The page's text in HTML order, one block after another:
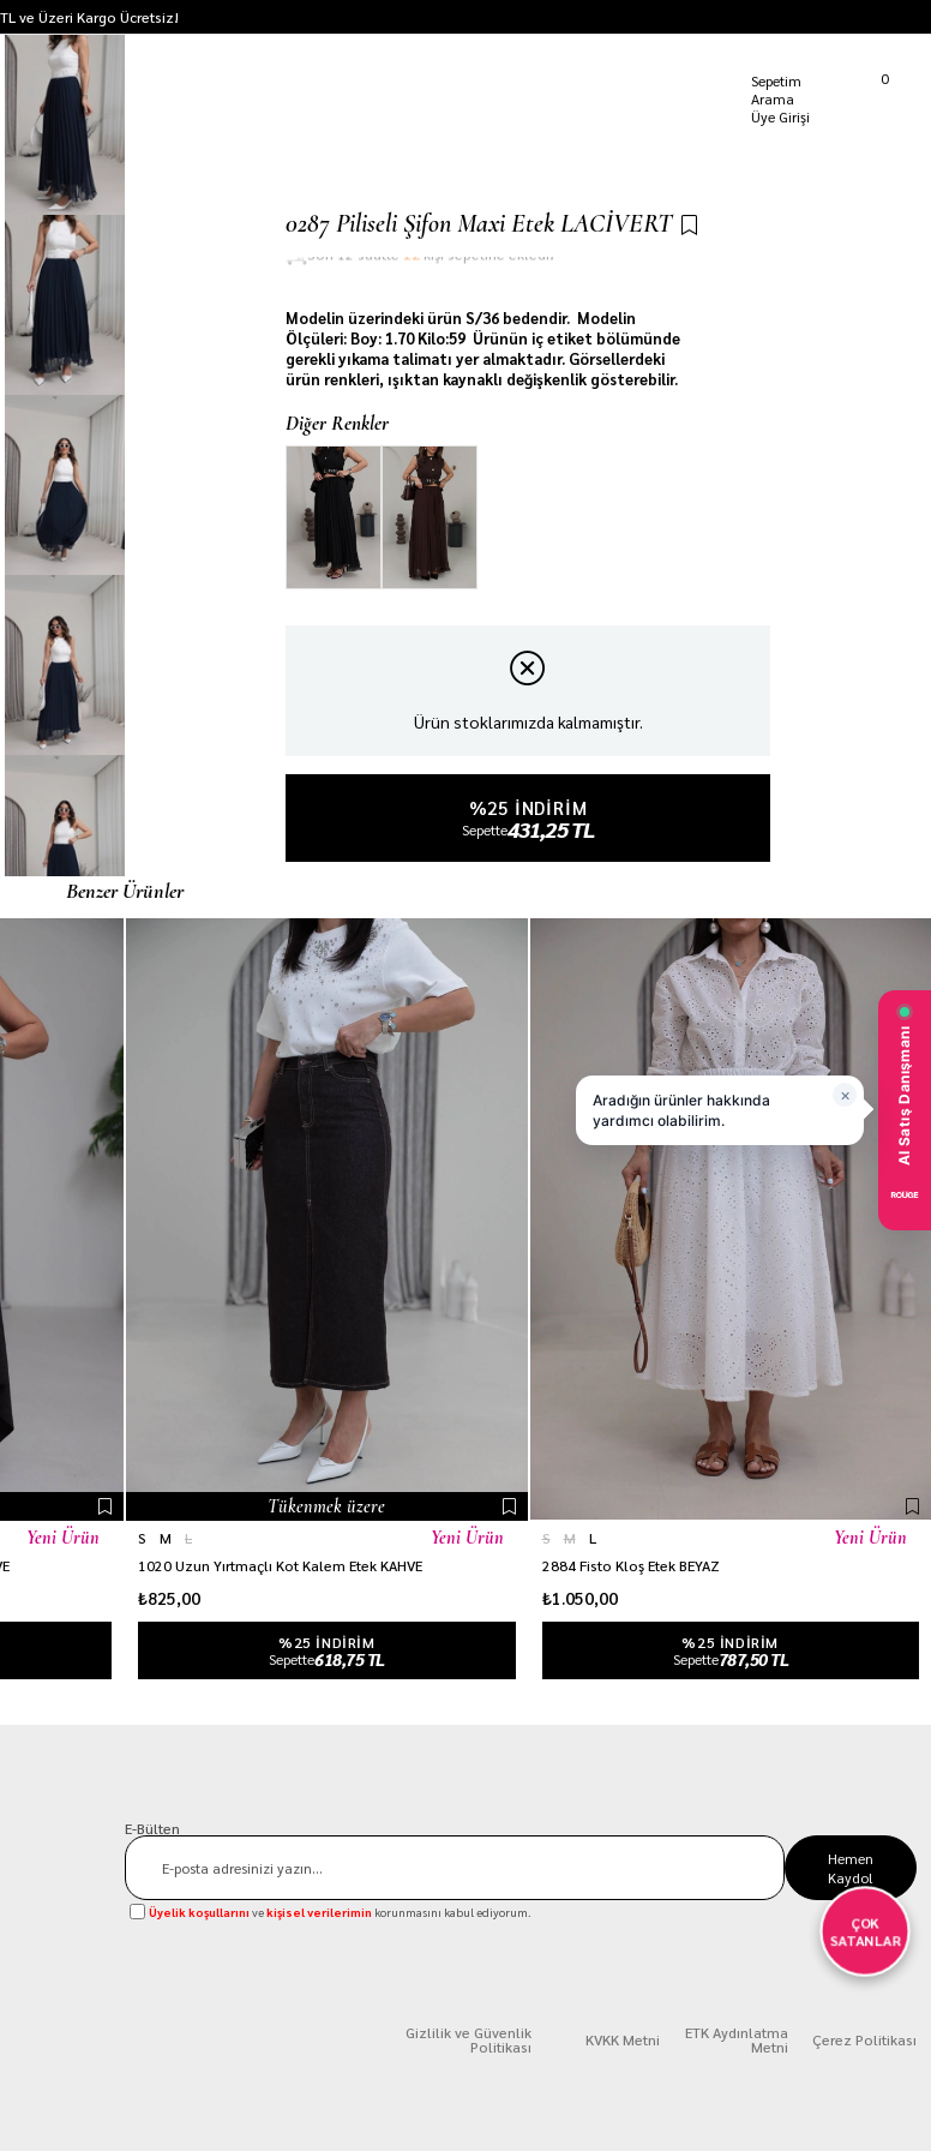
ve Üzeri Kargo Ücretsiz!
Sepetim
0
Üye Girişi
0287 Piliseli Şifon Maxi Etek LACİVERT
kişi sepetine ekledi!
Modelin üzerindeki ürün S/36 bedendir. Modelin
Ölçüleri: Boy: 1.70 Kilo:59 Ürünün iç etiket bölümünde
gerekli yıkama talimatı yer almaktadır. Görsellerdeki
ürün renkleri, ışıktan kaynaklı değişkenlik gösterebilir.
Diğer Renkler
Ürün stoklarımızda kalmamıştır.
%25 INDIRIM
Sepette431,25 TL
₺575,00
Benzer Ürünler
Yeni Ürün
Tükenmek üzere
S M
L
1020 Uzun Yırtmaçlı Kot Kalem Etek KAHVE
₺825,00
%25 INDIRIM
Sepette618,75 TL
Yeni Ürün S M
L
2884 Fisto Kloş Etek BEYAZ
₺1.050,00
%25 INDIRIM
Sepette787,50 TL
Yeni Ürün
E-Bülten
Hemen
Kaydol
Üyelik koşullarını vekişisel verilerimin korunmasını kabul ediyorum.
Gizlilik ve Güvenlik
Politikası KVKK Metni ETK Aydınlatma
Metni Çerez Politikası
ÇOK
SATANLAR